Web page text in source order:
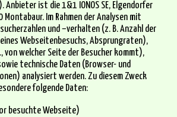
Anbieter ist die 1&1 IONOS SE, Elgendorfer
Im Rahmen der Analysen mit
und –verhalten (z. B. Anzahl der
Webseitenbesuchs, Absprungraten),
von welcher Seite der Besucher kommt),
technische Daten (Browser- und
analysiert werden. Zu diesem Zweck
folgende Daten:
besuchte Webseite)